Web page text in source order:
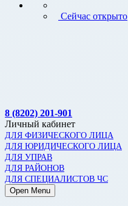
Сейчас открыто
8 (8202) 201-901
Личный кабинет
ДЛЯ ФИЗИЧЕСКОГО ЛИЦА
ДЛЯ ЮРИДИЧЕСКОГО ЛИЦА
ДЛЯ УПРАВ
ДЛЯ РАЙОНОВ
ДЛЯ СПЕЦИАЛИСТОВ ЧС
Open Menu